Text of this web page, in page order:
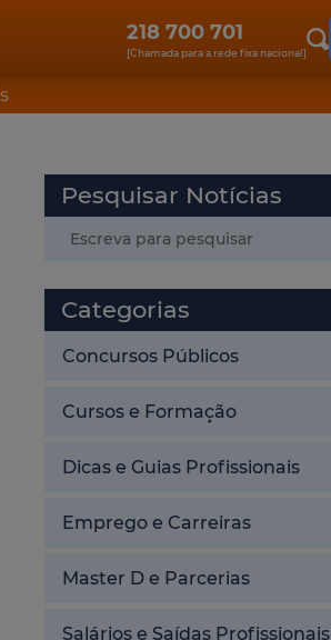
218 700 701
[Chamada para a rede fixa nacional]
Pesquisar Notícias
Categorias
Concursos Públicos
Cursos e Formação
Dicas e Guias Profissionais
Emprego e Carreiras
Master D e Parcerias
Salários e Saídas Profissionais